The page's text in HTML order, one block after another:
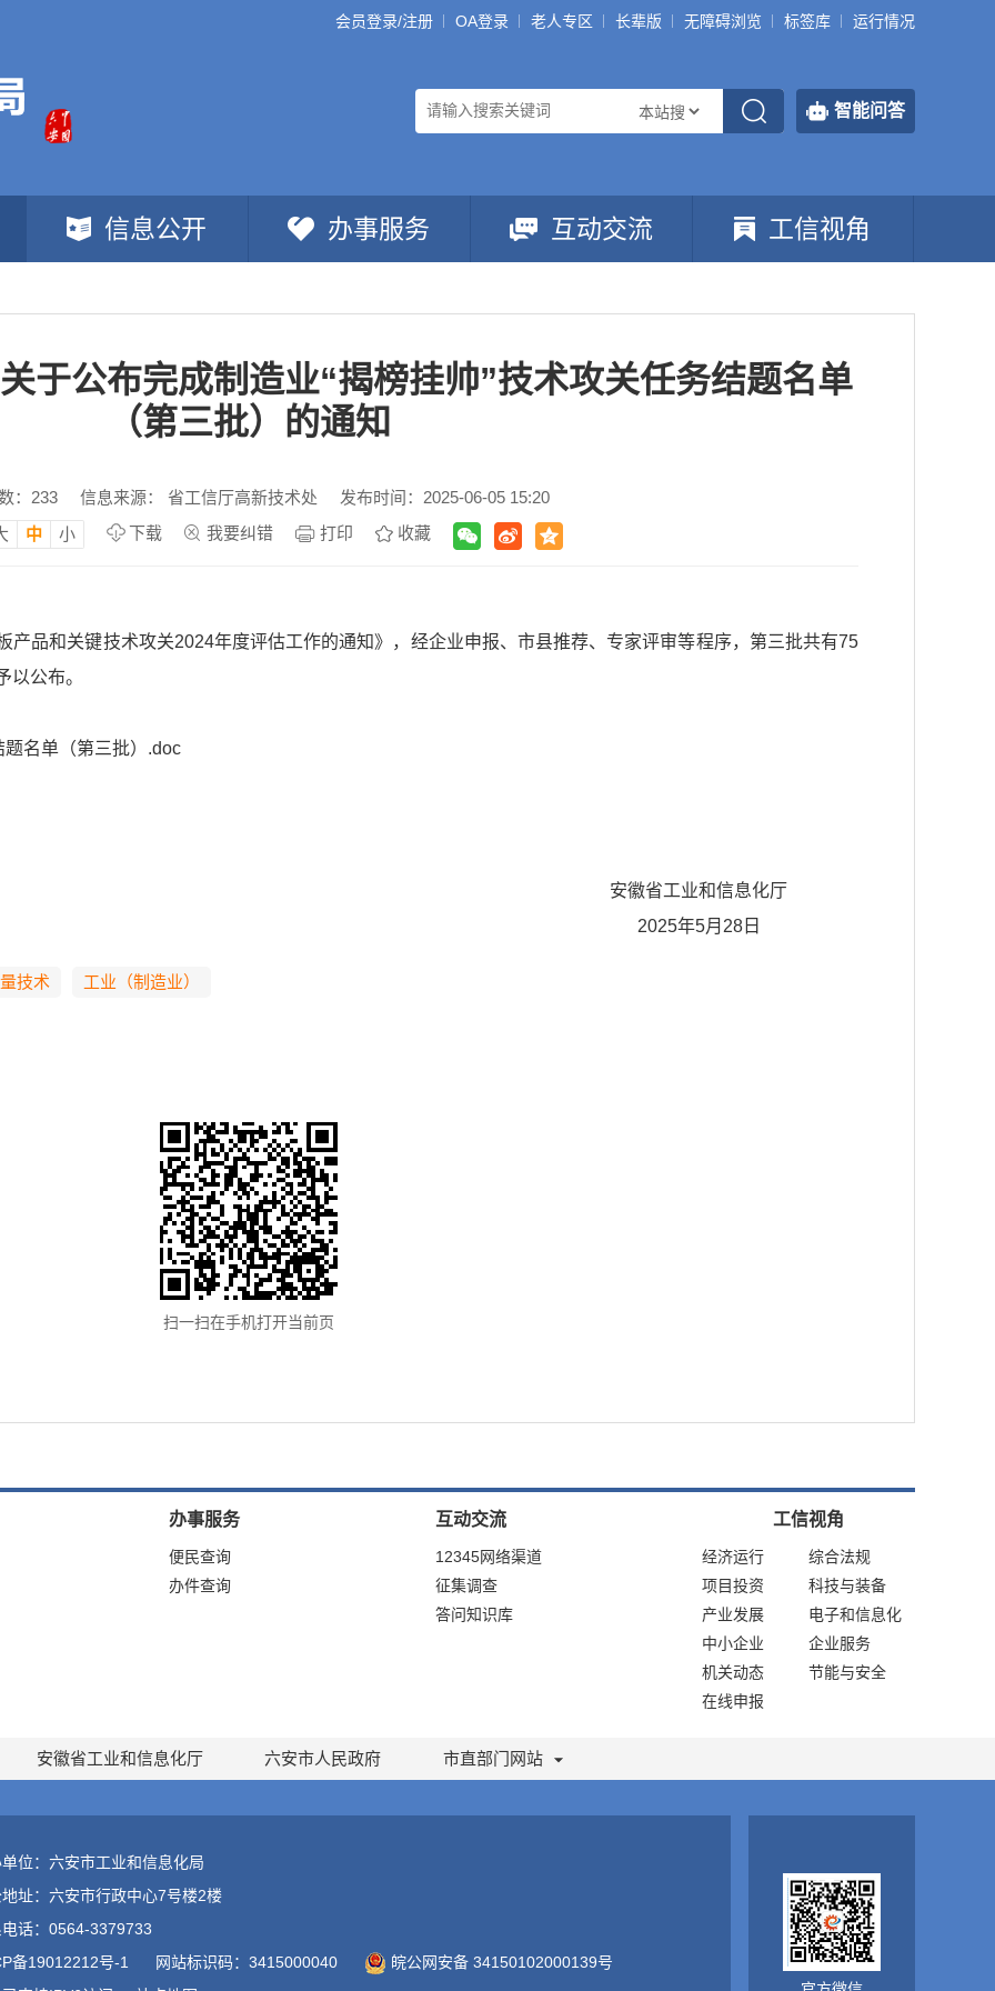
会员登录/注册 OA登录 老人专区 长辈版 无障碍浏览 标签库 运行情况
智能问答
信息公开 办事服务 互动交流 工信视角
于公布完成制造业“揭榜挂帅”技术攻关任务结题名单
（第三批）的通知
： 233 信息来源： 省工信厅高新技术处
发布时间：2025-06-05 15:20
中 小 下载 我要纠错 打印 收藏
产品和关键技术攻关2024年度评估工作的通知》，经企业申报、市县推荐、专家评审等程序，第三批共有75
公布。
题名单（第三批）.doc
安徽省工业和信息化厅
2025年5月28日
技术 工业（制造业）
扫一扫在手机打开当前页
办事服务
便民查询
办件查询
互动交流
12345网络渠道
征集调查
答问知识库
工信视角
经济运行
综合法规
项目投资
科技与装备
产业发展
电子和信息化
中小企业
企业服务
机关动态
节能与安全
在线申报
安徽省工业和信息化厅 六安市人民政府 市直部门网站
位：六安市工业和信息化局
址：六安市行政中心7号楼2楼
话：0564-3379733
备19012212号-1
网站标识码：3415000040
皖公网安备 34150102000139号